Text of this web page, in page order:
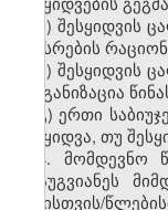
ა)
სახსრების
ბ) შესყიდვის
ორგანიზაცია
გ) ერთი
შესყიდვა, თუ
4. მომდევნო
არაუგვიანეს
წლისთვის/